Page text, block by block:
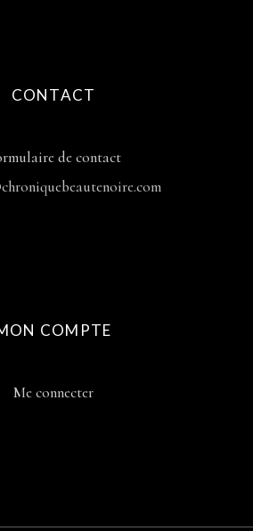
CONTACT
de contact
COMPTE
Me connecter